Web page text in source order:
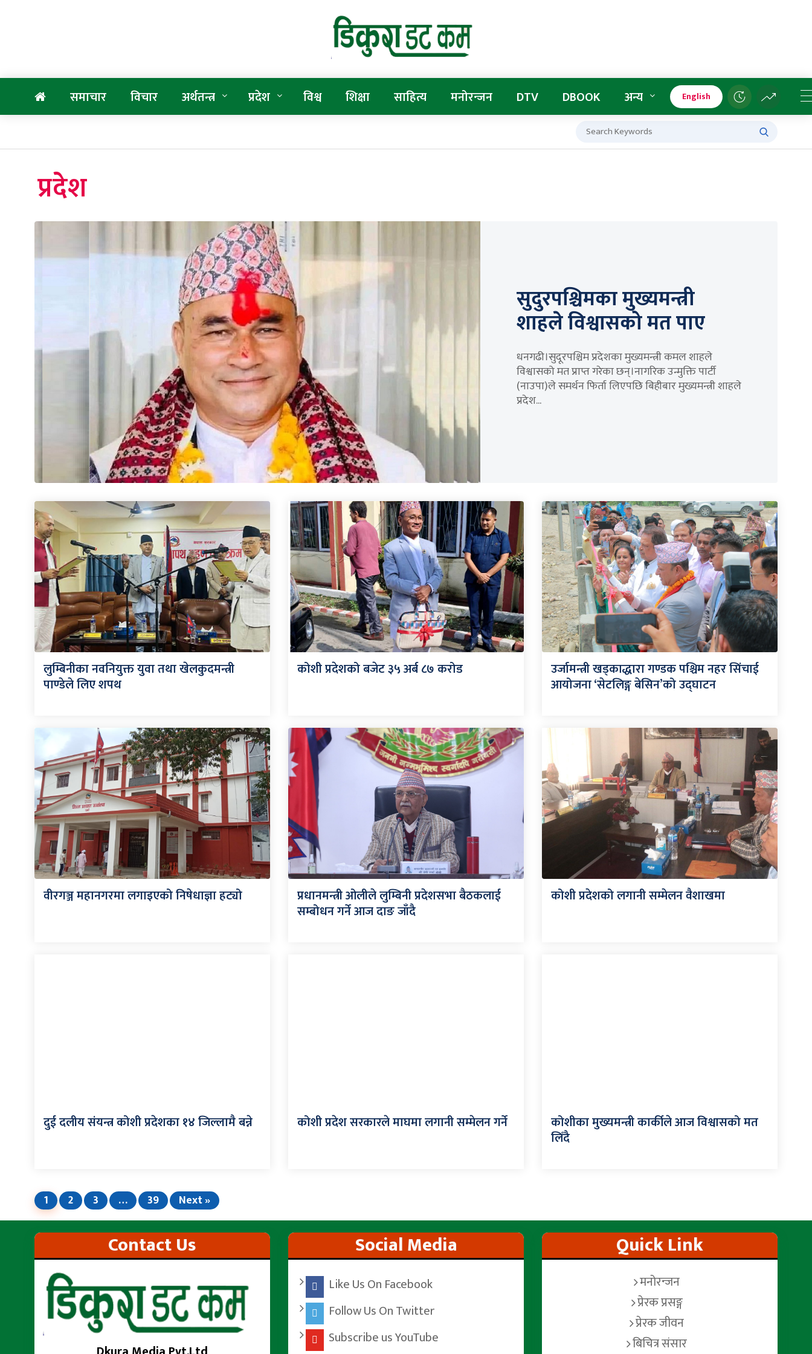
समाचार विचार अर्थतन्त्र प्रदेश विश्व शिक्षा साहित्य मनोरन्जन DTV DBOOK अन्य English
प्रदेश
सुदुरपश्चिमका मुख्यमन्त्री
शाहले विश्वासको मत पाए
धनगढी।सुदूरपश्चिम प्रदेशका मुख्यमन्त्री कमल शाहले
विश्वासको मत प्राप्त गरेका छन्।नागरिक उन्मुक्ति पार्टी
(नाउपा)ले समर्थन फिर्ता लिएपछि बिहीबार मुख्यमन्त्री शाहले
प्रदेश...
लुम्बिनीका नवनियुक्त युवा तथा खेलकुदमन्त्री
पाण्डेले लिए शपथ
कोशी प्रदेशको बजेट ३५ अर्ब ८७ करोड उर्जामन्त्री खड्काद्धारा गण्डक पश्चिम नहर सिंचाई
आयोजना ‘सेटलिङ्ग बेसिन’को उद्घाटन
वीरगञ्ज महानगरमा लगाइएको निषेधाज्ञा हट्यो प्रधानमन्त्री ओलीले लुम्बिनी प्रदेशसभा बैठकलाई
सम्बोधन गर्ने आज दाङ जाँदै
कोशी प्रदेशको लगानी सम्मेलन वैशाखमा
दुई दलीय संयन्त्र कोशी प्रदेशका १४ जिल्लामै बन्ने कोशी प्रदेश सरकारले माघमा लगानी सम्मेलन गर्ने कोशीका मुख्यमन्त्री कार्कीले आज विश्वासको मत
लिँदै
1 2 3 … 39 Next »
Contact Us Social Media
Like Us On Facebook
Follow Us On Twitter
Subscribe us YouTube
Quick Link
मनोरन्जन
प्रेरक प्रसङ्ग
प्रेरक जीवन
बिचित्र संसार